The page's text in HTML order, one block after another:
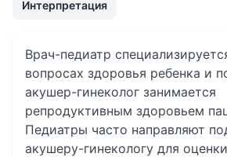
Интерпретация
Врач-педиатр
вопросах здоровья ребенка и
акушер-гинеколог занимается
репродуктивным здоровьем
Педиатры часто направляют
акушеру-гинекологу для оценки